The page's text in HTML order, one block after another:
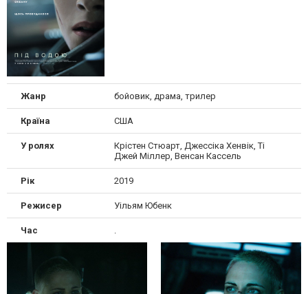
Жанр бойовик, драма, трилер
Країна США
У ролях
Крістен Стюарт, Джессіка Хенвік, Ті
Джей Міллер, Венсан Кассель
Рік 2019
Режисер Уільям Юбенк
Час